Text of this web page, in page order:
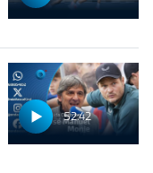
52:42